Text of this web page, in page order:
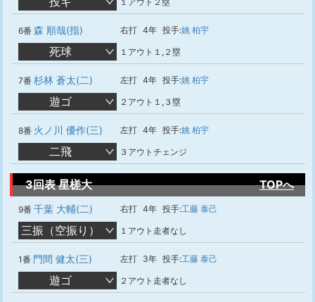
6番 森 順哉(指) 右打 4年 投手:姚 柏宇
死球 １アウト１,２塁
7番 杉林 蒼太(二) 左打 4年 投手:姚 柏宇
遊ゴ ２アウト１,３塁
8番 火ノ川 優作(三) 左打 4年 投手:姚 柏宇
二飛 ３アウトチェンジ
3回表 星槎大 TOPへ
9番 千葉 大輔(二) 右打 4年 投手:工藤 泰己
三振（空振り） １アウト走者なし
1番 門間 健太(三) 左打 3年 投手:工藤 泰己
遊ゴ ２アウト走者なし